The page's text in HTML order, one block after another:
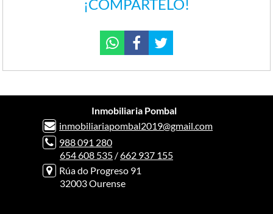
¡COMPÁRTELO!
Inmobiliaria Pombal
inmobiliariapombal2019@gmail.com
988 091 280
654 608 535 /662 937 155
Rúa do Progreso 91
32003 Ourense